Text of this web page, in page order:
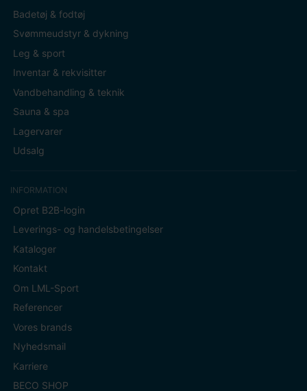
Badetøj & fodtøj
Svømmeudstyr & dykning
Leg & sport
Inventar & rekvisitter
Vandbehandling & teknik
Sauna & spa
Lagervarer
Udsalg
INFORMATION
Opret B2B-login
Leverings- og handelsbetingelser
Kataloger
Kontakt
Om LML-Sport
Referencer
Vores brands
Nyhedsmail
Karriere
BECO SHOP